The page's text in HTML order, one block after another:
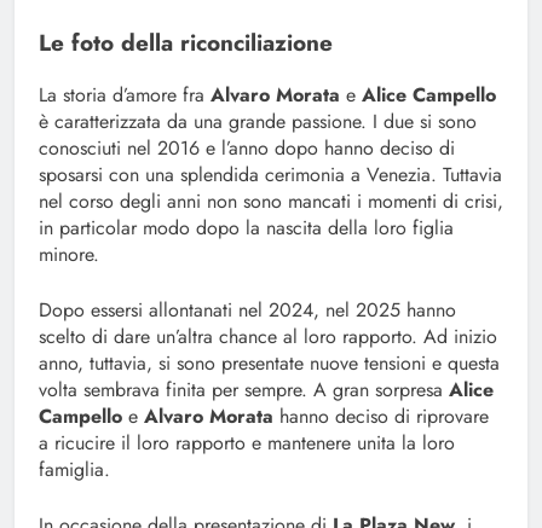
Le foto della riconciliazione
La storia d’amore fra Alvaro Morata e Alice Campello
è caratterizzata da una grande passione. I due si sono
conosciuti nel 2016 e l’anno dopo hanno deciso di
sposarsi con una splendida cerimonia a Venezia. Tuttavia
nel corso degli anni non sono mancati i momenti di crisi,
in particolar modo dopo la nascita della loro figlia
minore.
Dopo essersi allontanati nel 2024, nel 2025 hanno
scelto di dare un’altra chance al loro rapporto. Ad inizio
anno, tuttavia, si sono presentate nuove tensioni e questa
volta sembrava finita per sempre. A gran sorpresa Alice
Campello e Alvaro Morata hanno deciso di riprovare
a ricucire il loro rapporto e mantenere unita la loro
famiglia.